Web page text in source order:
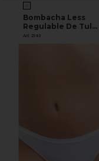
Bombacha Less
Regulable De Tul
Bordado
Art. 2143